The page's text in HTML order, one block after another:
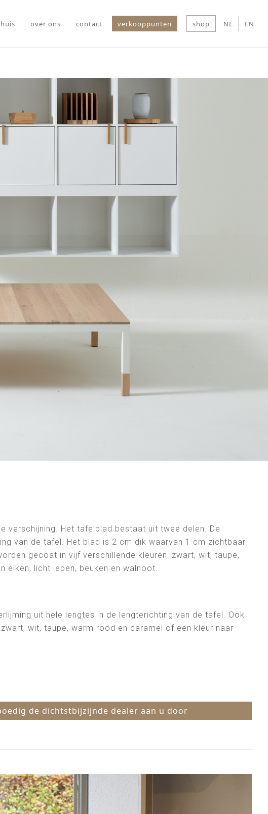
over ons contact verkooppunten shop NL EN
verschijning. Het tafelblad bestaat uit twee delen. De
van de tafel. Het blad is 2 cm dik waarvan 1 cm zichtbaar
gecoat in vijf verschillende kleuren: zwart, wit, taupe,
eiken, licht iepen, beuken en walnoot.
uit hele lengtes in de lengterichting van de tafel. Ook
wit, taupe, warm rood en caramel of een kleur naar
de dichtstbijzijnde dealer aan u door